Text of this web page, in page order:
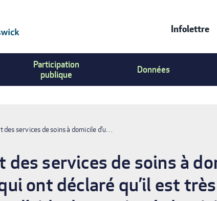
Menu
Infolettre
Participation
publique
Données
services de soins à domicile d’u…
services de soins à
ont déclaré qu’il est